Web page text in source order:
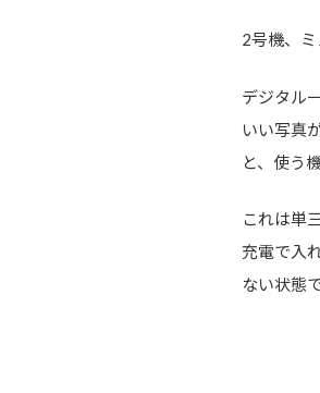
2号機、
デジタル
いい写真
と、使う
これは単
充電で入
ない状態